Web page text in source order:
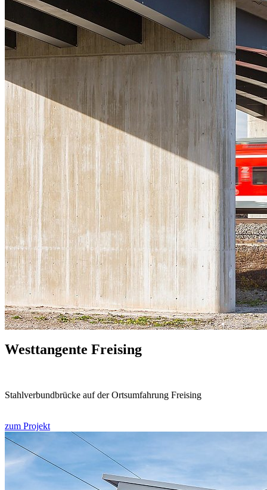
Westtangente Freising
Stahlverbundbrücke auf der Ortsumfahrung Freising
zum Projekt